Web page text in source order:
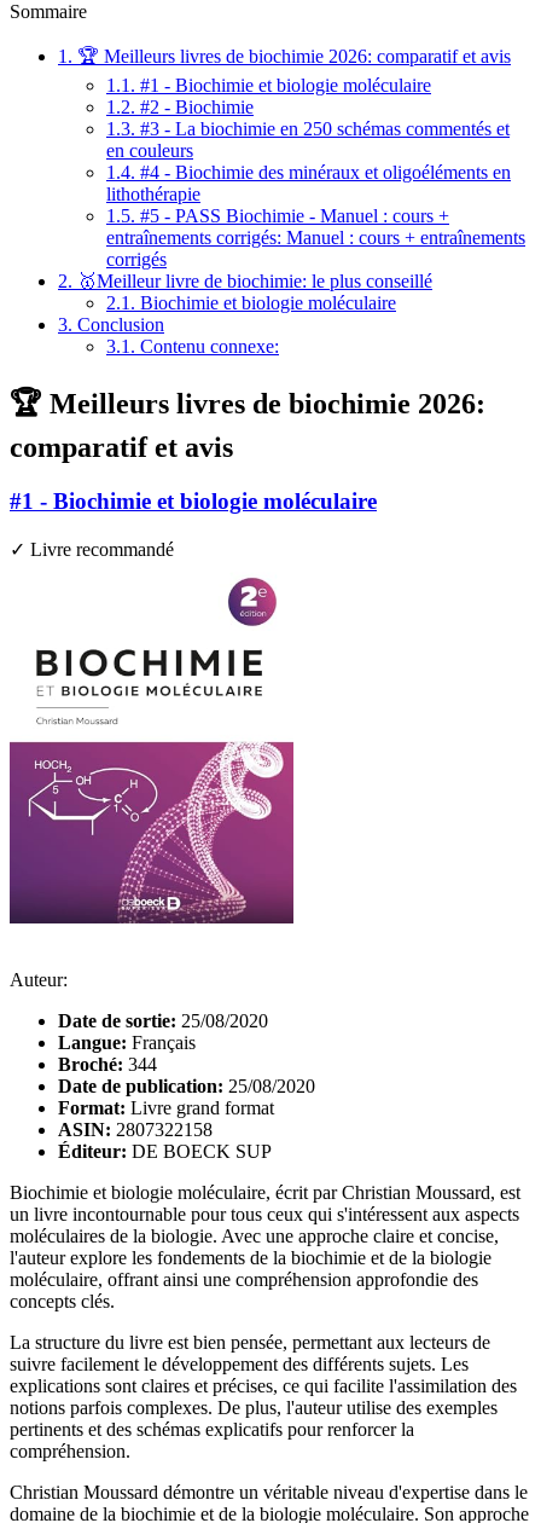
Sommaire
1. 🏆 Meilleurs livres de biochimie 2026: comparatif et avis
1.1. #1 - Biochimie et biologie moléculaire
1.2. #2 - Biochimie
1.3. #3 - La biochimie en 250 schémas commentés et
en couleurs
1.4. #4 - Biochimie des minéraux et oligoéléments en
lithothérapie
1.5. #5 - PASS Biochimie - Manuel : cours +
entraînements corrigés: Manuel : cours + entraînements
corrigés
2. 🥇Meilleur livre de biochimie: le plus conseillé
2.1. Biochimie et biologie moléculaire
3. Conclusion
3.1. Contenu connexe:
🏆 Meilleurs livres de biochimie 2026:
comparatif et avis
#1 - Biochimie et biologie moléculaire
✓ Livre recommandé
Auteur:
Date de sortie: 25/08/2020
Langue: Français
Broché: 344
Date de publication: 25/08/2020
Format: Livre grand format
ASIN: 2807322158
Éditeur: DE BOECK SUP
Biochimie et biologie moléculaire, écrit par Christian Moussard, est
un livre incontournable pour tous ceux qui s'intéressent aux aspects
moléculaires de la biologie. Avec une approche claire et concise,
l'auteur explore les fondements de la biochimie et de la biologie
moléculaire, offrant ainsi une compréhension approfondie des
concepts clés.
La structure du livre est bien pensée, permettant aux lecteurs de
suivre facilement le développement des différents sujets. Les
explications sont claires et précises, ce qui facilite l'assimilation des
notions parfois complexes. De plus, l'auteur utilise des exemples
pertinents et des schémas explicatifs pour renforcer la
compréhension.
Christian Moussard démontre un véritable niveau d'expertise dans le
domaine de la biochimie et de la biologie moléculaire. Son approche